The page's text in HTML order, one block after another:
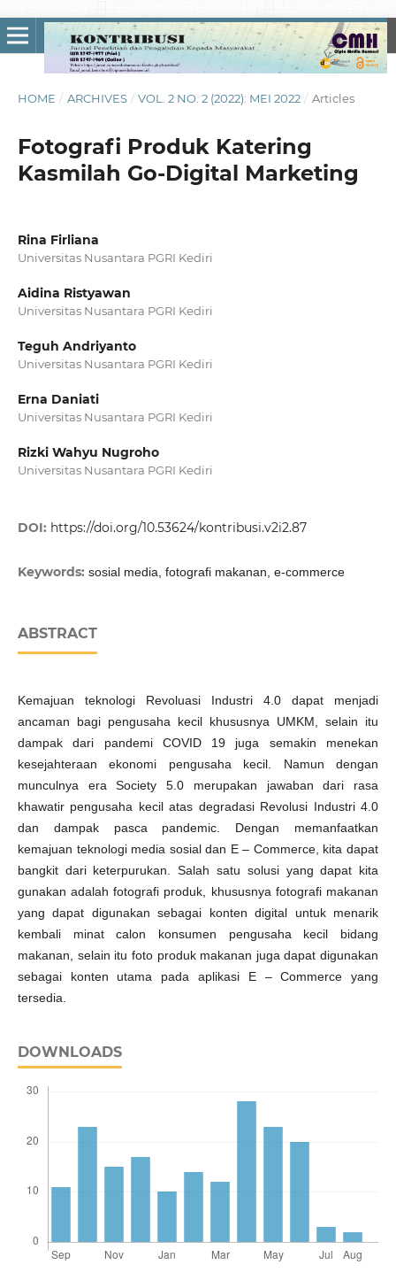
HOME / ARCHIVES / VOL. 2 NO. 2 (2022): MEI 2022 / Articles
Fotografi Produk Katering
Kasmilah Go-Digital Marketing
Rina Firliana
Universitas Nusantara PGRI Kediri
Aidina Ristyawan
Universitas Nusantara PGRI Kediri
Teguh Andriyanto
Universitas Nusantara PGRI Kediri
Erna Daniati
Universitas Nusantara PGRI Kediri
Rizki Wahyu Nugroho
Universitas Nusantara PGRI Kediri
DOI: https://doi.org/10.53624/kontribusi.v2i2.87
Keywords: sosial media, fotografi makanan, e-commerce
ABSTRACT
Kemajuan teknologi Revoluasi Industri 4.0 dapat menjadi
ancaman bagi pengusaha kecil khususnya UMKM, selain itu
dampak dari pandemi COVID 19 juga semakin menekan
kesejahteraan ekonomi pengusaha kecil. Namun dengan
munculnya era Society 5.0 merupakan jawaban dari rasa
khawatir pengusaha kecil atas degradasi Revolusi Industri 4.0
dan dampak pasca pandemic. Dengan memanfaatkan
kemajuan teknologi media sosial dan E – Commerce, kita dapat
bangkit dari keterpurukan. Salah satu solusi yang dapat kita
gunakan adalah fotografi produk, khususnya fotografi makanan
yang dapat digunakan sebagai konten digital untuk menarik
kembali minat calon konsumen pengusaha kecil bidang
makanan, selain itu foto produk makanan juga dapat digunakan
sebagai konten utama pada aplikasi E – Commerce yang
tersedia.
DOWNLOADS